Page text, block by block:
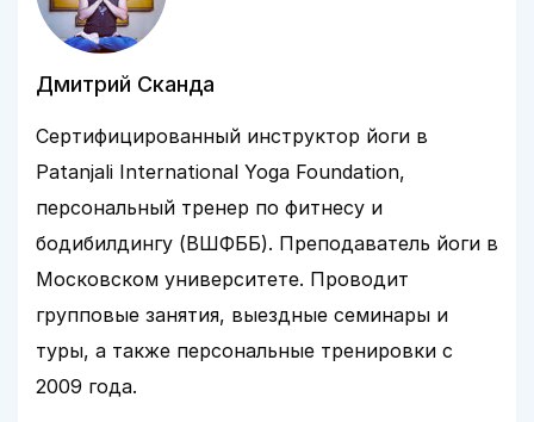
Дмитрий Сканда
Сертифицированный инструктор йоги в
Patanjali International Yoga Foundation,
персональный тренер по фитнесу и
бодибилдингу (ВШФББ). Преподаватель йоги в
Московском университете. Проводит
групповые занятия, выездные семинары и
туры, а также персональные тренировки с
2009 года.